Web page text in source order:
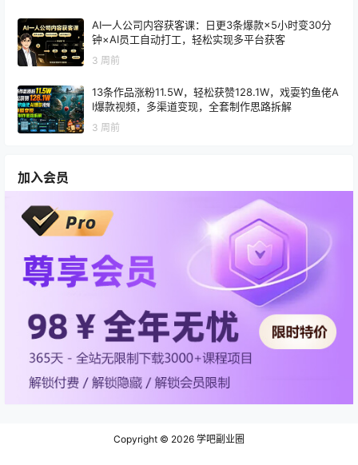
AI一人公司内容获客课：日更3条爆款×5小时变30分
钟×AI员工自动打工，轻松实现多平台获客
3 周前
13条作品涨粉11.5W，轻松获赞128.1W，戏耍钓鱼佬A
I爆款视频，多渠道变现，全套制作思路拆解
3 周前
加入会员
Copyright © 2026 学吧副业圈